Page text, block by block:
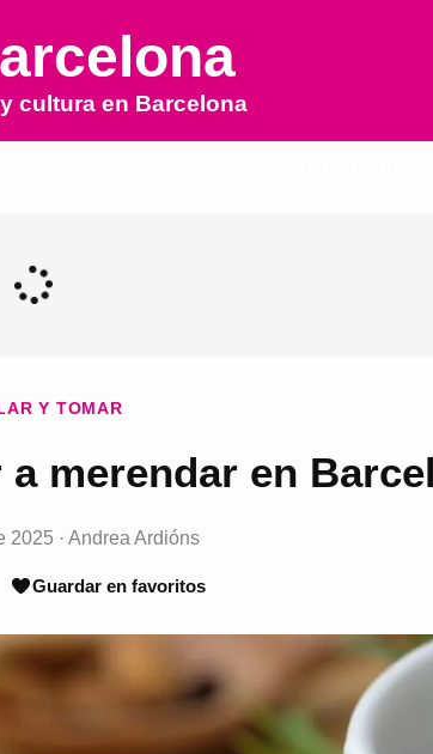
cultura en Barcelona
Y TOMAR
merendar en
2025 · Andrea Ardións
Guardar en favoritos